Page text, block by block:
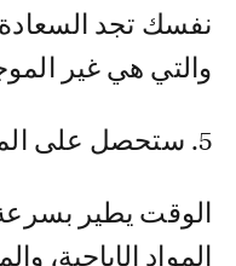
نفسك تجد
والتي هي غير
5. ستحصل على المزيد من الوقت في يومك
الوقت يطير
المواد الإباحية،